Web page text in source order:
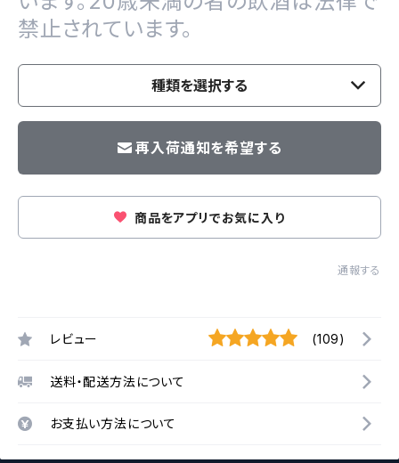
禁止されています。
種類を選択する
再入荷通知を希望する
商品をアプリでお気に入り
通報する
レビュー (109)
送料・配送方法について
お支払い方法について